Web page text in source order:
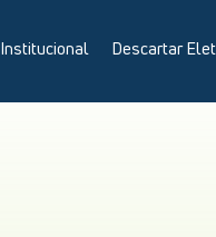
Institucional Descartar